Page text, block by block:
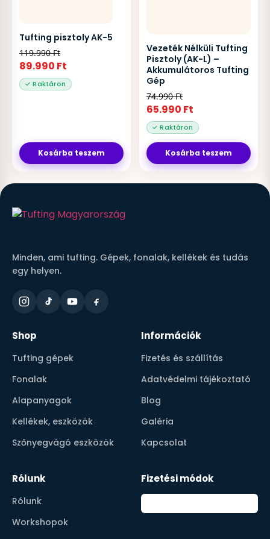
Tufting pisztoly AK-5
119.990Ft
89.990 Ft
Kosárba teszem
Vezeték Nélküli Tufting
Pisztoly (AK-L) –
Akkumulátoros Tufting
Gép
74.990Ft
65.990 Ft
Kosárba teszem
Minden, ami tufting. Gépek, fonalak, kellékek és tudás
egy helyen.
Shop
Tufting gépek
Fonalak
Alapanyagok
Kellékek, eszközök
Szőnyegvágó eszközök
Információk
Fizetés és szállítás
Adatvédelmi tájékoztató
Blog
Galéria
Kapcsolat
Rólunk
Rólunk
Workshopok
Fizetési módok